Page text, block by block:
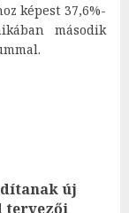
képest 37,6%-
második
új
tervezői